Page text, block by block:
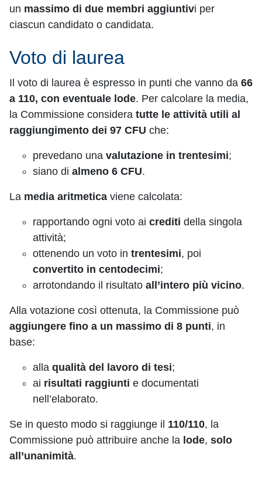
un massimo di due membri aggiuntivi per
ciascun candidato o candidata.
Voto di laurea
Il voto di laurea è espresso in punti che vanno da 66
a 110, con eventuale lode. Per calcolare la media,
la Commissione considera tutte le attività utili al
raggiungimento dei 97 CFU che:
prevedano una valutazione in trentesimi;
siano di almeno 6 CFU.
La media aritmetica viene calcolata:
rapportando ogni voto ai crediti della singola
attività;
ottenendo un voto in trentesimi, poi
convertito in centodecimi;
arrotondando il risultato all’intero più vicino.
Alla votazione così ottenuta, la Commissione può
aggiungere fino a un massimo di 8 punti, in
base:
alla qualità del lavoro di tesi;
ai risultati raggiunti e documentati
nell’elaborato.
Se in questo modo si raggiunge il 110/110, la
Commissione può attribuire anche la lode, solo
all’unanimità.